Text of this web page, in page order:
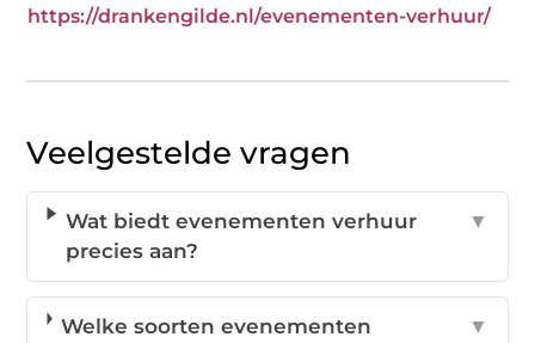
https://drankengilde.nl/evenementen-verhuur/
Veelgestelde vragen
Wat biedt evenementen verhuur
precies aan?
▼
Welke soorten evenementen
▼